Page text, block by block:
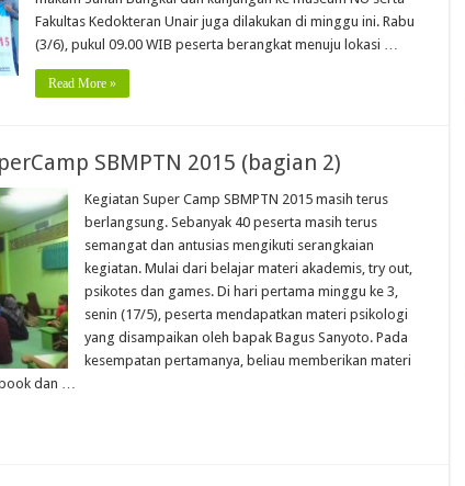
Fakultas Kedokteran Unair juga dilakukan di minggu ini. Rabu
(3/6), pukul 09.00 WIB peserta berangkat menuju lokasi …
Read More »
SBMPTN 2015 (bagian 2)
Kegiatan Super Camp SBMPTN 2015 masih terus
berlangsung. Sebanyak 40 peserta masih terus
semangat dan antusias mengikuti serangkaian
kegiatan. Mulai dari belajar materi akademis, try out,
psikotes dan games. Di hari pertama minggu ke 3,
senin (17/5), peserta mendapatkan materi psikologi
yang disampaikan oleh bapak Bagus Sanyoto. Pada
kesempatan pertamanya, beliau memberikan materi
dan …